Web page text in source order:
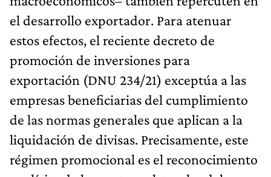
el desarrollo exportador. Para atenuar
estos efectos, el reciente decreto de
promoción de inversiones para
exportación (DNU 234/21) exceptúa a las
empresas beneficiarias del cumplimiento
de las normas generales que aplican a la
liquidación de divisas. Precisamente, este
régimen promocional es el reconocimiento